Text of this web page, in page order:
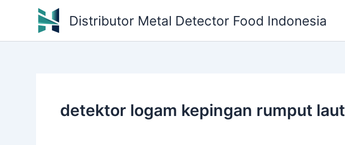
Distributor Metal Detector Food Indonesia
detektor logam kepingan rumput laut